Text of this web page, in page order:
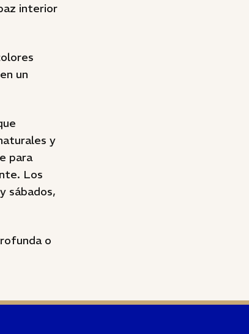
interior
un
y
para
Los
sábados,
o